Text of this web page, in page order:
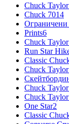
Chuck
Chuck 7014
Ограничени
Prints6
Chuck
Run Star
Classic
Chuck
Chuck
Chuck
One Star2
Classic